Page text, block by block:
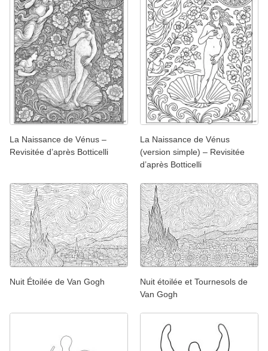
La Naissance de Vénus –
Revisitée d’après Botticelli
La Naissance de Vénus
(version simple) – Revisitée
d’après Botticelli
Nuit Étoilée de Van Gogh
Nuit étoilée et Tournesols de
Van Gogh